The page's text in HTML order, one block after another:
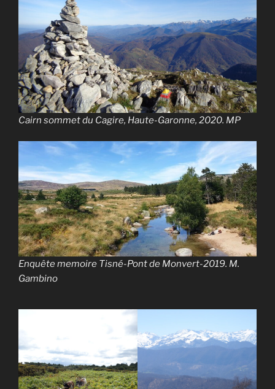
Cairn sommet du Cagire, Haute-Garonne, 2020. MP
Enquête memoire Tisné-Pont de Monvert-2019. M.
Gambino